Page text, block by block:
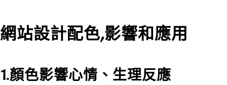
網站設計配色,影響和應用
1.顏色影響心情、生理反應